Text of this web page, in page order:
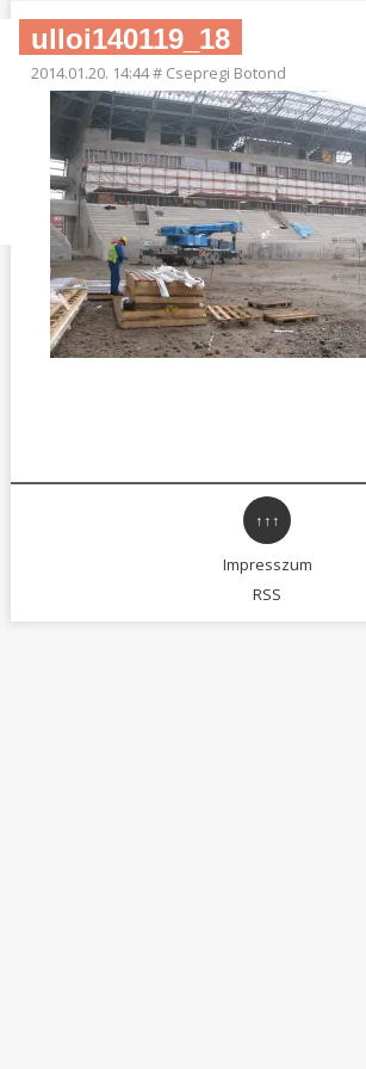
ulloi140119_18
2014.01.20. 14:44# Csepregi Botond
↑↑↑
Impresszum
RSS